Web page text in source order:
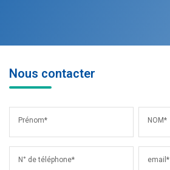
Nous contacter
Prénom* NOM*
N° de téléphone* email*